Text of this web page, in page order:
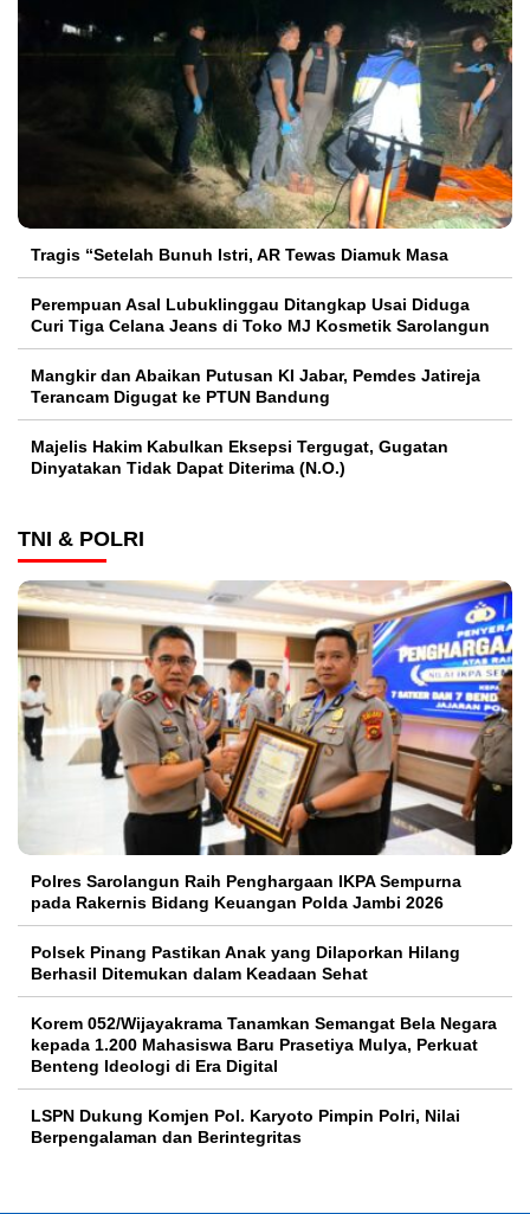
Tragis “Setelah Bunuh Istri, AR Tewas Diamuk Masa
Perempuan Asal Lubuklinggau Ditangkap Usai Diduga
Curi Tiga Celana Jeans di Toko MJ Kosmetik Sarolangun
Mangkir dan Abaikan Putusan KI Jabar, Pemdes Jatireja
Terancam Digugat ke PTUN Bandung
Majelis Hakim Kabulkan Eksepsi Tergugat, Gugatan
Dinyatakan Tidak Dapat Diterima (N.O.)
TNI & POLRI
Polres Sarolangun Raih Penghargaan IKPA Sempurna
pada Rakernis Bidang Keuangan Polda Jambi 2026
Polsek Pinang Pastikan Anak yang Dilaporkan Hilang
Berhasil Ditemukan dalam Keadaan Sehat
Korem 052/Wijayakrama Tanamkan Semangat Bela Negara
kepada 1.200 Mahasiswa Baru Prasetiya Mulya, Perkuat
Benteng Ideologi di Era Digital
LSPN Dukung Komjen Pol. Karyoto Pimpin Polri, Nilai
Berpengalaman dan Berintegritas